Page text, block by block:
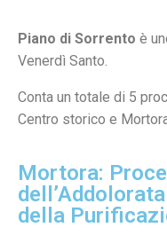
Piano di Sorrento è
Venerdì Santo.
Conta un totale di 5
Centro storico e
Mortora:
della